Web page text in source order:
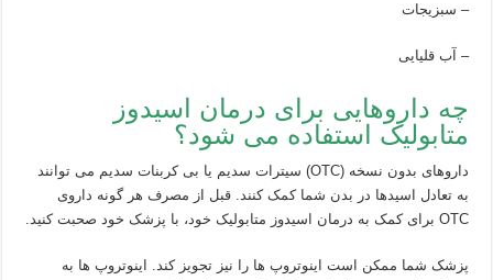
– سبزیجات
– آب قلیایی
چه داروهایی برای درمان اسیدوز
متابولیک استفاده می شود؟
داروهای بدون نسخه (OTC) سیترات سدیم یا بی کربنات سدیم می توانند
به تعادل اسیدها در بدن شما کمک کنند. قبل از مصرف هر گونه داروی
OTC برای کمک به درمان اسیدوز متابولیک خود، با پزشک خود صحبت کنید.
پزشک شما ممکن است اینوتروپ ها را نیز تجویز کند. اینوتروپ ها به